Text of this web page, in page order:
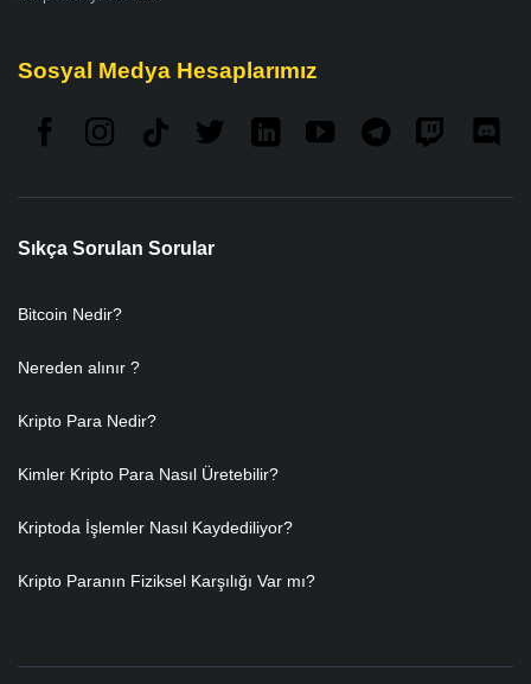
Sosyal Medya Hesaplarımız
Sıkça Sorulan Sorular
Bitcoin Nedir?
Nereden alınır ?
Kripto Para Nedir?
Kimler Kripto Para Nasıl Üretebilir?
Kriptoda İşlemler Nasıl Kaydediliyor?
Kripto Paranın Fiziksel Karşılığı Var mı?